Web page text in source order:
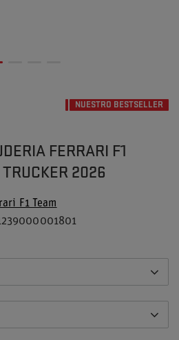
NUESTRO BESTSELLER
FERRARI F1
2026
F1 Team